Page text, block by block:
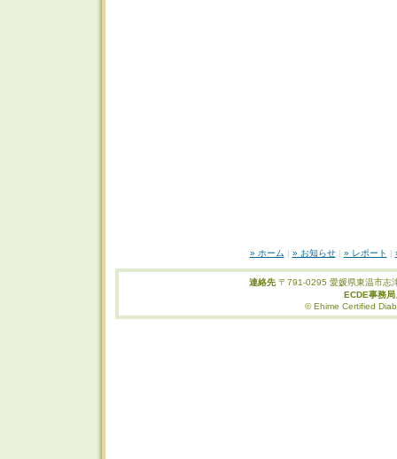
» ホーム | » お知らせ| » レポート |
連絡先 〒791-0295 愛媛県東温市志
ECDE事務
© Ehime Certified